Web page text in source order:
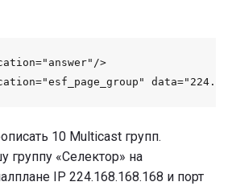
>
10 Multicast групп.
группу «Селектор» на
IP 224.168.168.168 и порт